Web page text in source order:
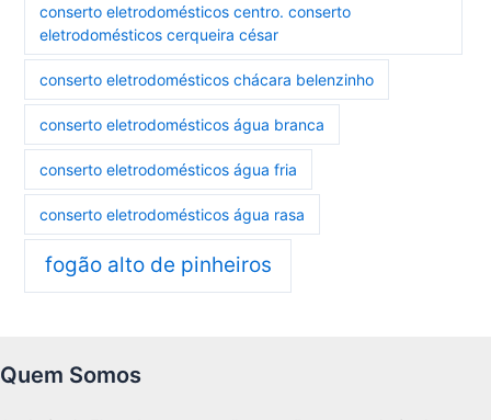
conserto eletrodomésticos centro. conserto
eletrodomésticos cerqueira césar
conserto eletrodomésticos chácara belenzinho
conserto eletrodomésticos água branca
conserto eletrodomésticos água fria
conserto eletrodomésticos água rasa
fogão alto de pinheiros
Quem Somos